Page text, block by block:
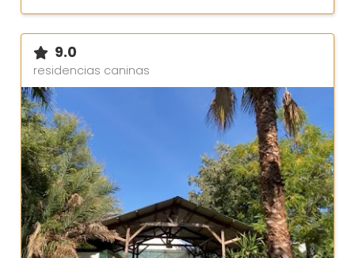
9.0
residencias caninas